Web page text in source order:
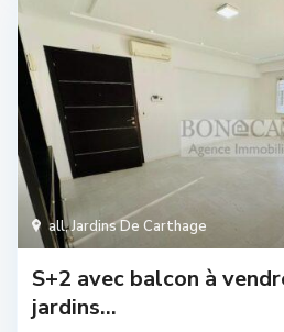
all,Jardins De Carthage
S+2 avec balcon à
jardins...